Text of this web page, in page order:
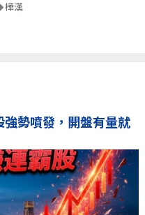
樺漢
勢噴發，開盤有量就